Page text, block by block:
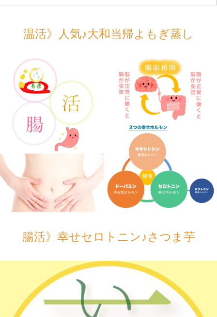
温活》人気♪大和当帰よもぎ蒸し
腸活》幸せセロトニン♪さつま芋